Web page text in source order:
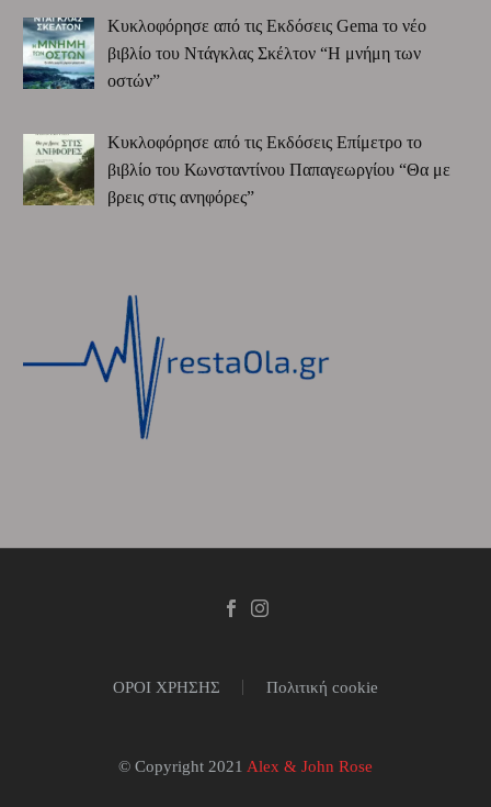
Κυκλοφόρησε από τις Εκδόσεις Gema το νέο
βιβλίο του Ντάγκλας Σκέλτον “Η μνήμη των
οστών”
Κυκλοφόρησε από τις Εκδόσεις Επίμετρο το
βιβλίο του Κωνσταντίνου Παπαγεωργίου “Θα με
βρεις στις ανηφόρες”
ΟΡΟΙ ΧΡΗΣΗΣ Πολιτική cookie
© Copyright 2021 Alex & John Rose